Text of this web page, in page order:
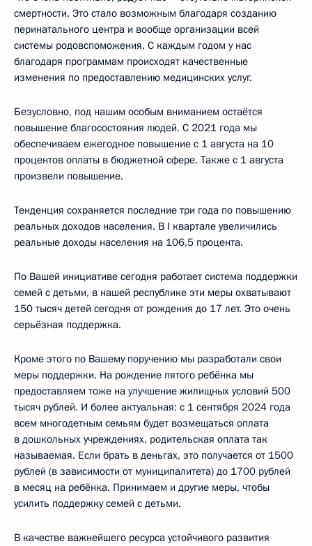
смертности. Это стало возможным благодаря созданию
перинатального центра и вообще организации всей
системы родовспоможения. С каждым годом у нас
благодаря программам происходят качественные
изменения по предоставлению медицинских услуг.
Безусловно, под нашим особым вниманием остаётся
повышение благосостояния людей. С 2021 года мы
обеспечиваем ежегодное повышение с 1 августа на 10
процентов оплаты в бюджетной сфере. Также с 1 августа
произвели повышение.
Тенденция сохраняется последние три года по повышению
реальных доходов населения. В I квартале увеличились
реальные доходы населения на 106,5 процента.
По Вашей инициативе сегодня работает система поддержки
семей с детьми, в нашей республике эти меры охватывают
150 тысяч детей сегодня от рождения до 17 лет. Это очень
серьёзная поддержка.
Кроме этого по Вашему поручению мы разработали свои
меры поддержки. На рождение пятого ребёнка мы
предоставляем тоже на улучшение жилищных условий 500
тысяч рублей. И более актуальная: с 1 сентября 2024 года
всем многодетным семьям будет возмещаться оплата
в дошкольных учреждениях, родительская оплата так
называемая. Если брать в деньгах, это получается от 1500
рублей (в зависимости от муниципалитета) до 1700 рублей
в месяц на ребёнка. Принимаем и другие меры, чтобы
усилить поддержку семей с детьми.
В качестве важнейшего ресурса устойчивого развития